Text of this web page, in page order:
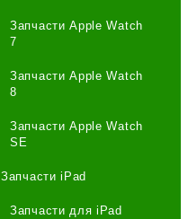
Запчасти Apple Watch
7
Запчасти Apple Watch
8
Запчасти Apple Watch
SE
Запчасти iPad
Запчасти для iPad